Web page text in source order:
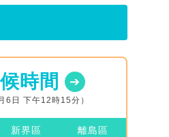
時間
6日 下午12時15分）
新界區 離島區